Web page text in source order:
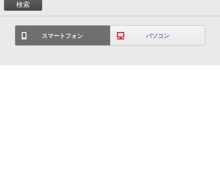
スマートフォン パソコン